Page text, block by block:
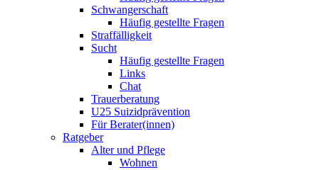
Schwangerschaft
Häufig gestellte Fragen
Straffälligkeit
Sucht
Häufig gestellte Fragen
Links
Chat
Trauerberatung
U25 Suizidprävention
Für Berater(innen)
Ratgeber
Alter und Pflege
Wohnen